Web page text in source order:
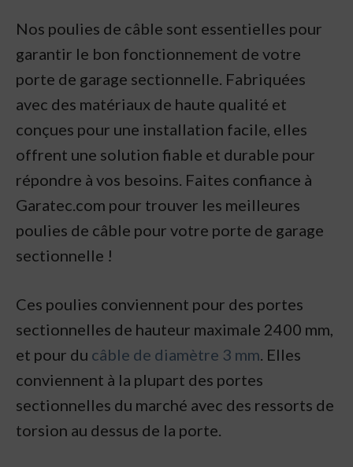
Nos poulies de câble sont essentielles pour
garantir le bon fonctionnement de votre
porte de garage sectionnelle. Fabriquées
avec des matériaux de haute qualité et
conçues pour une installation facile, elles
offrent une solution fiable et durable pour
répondre à vos besoins. Faites confiance à
Garatec.com pour trouver les meilleures
poulies de câble pour votre porte de garage
sectionnelle !
Ces poulies conviennent pour des portes
sectionnelles de hauteur maximale 2400 mm,
et pour du câble de diamètre 3 mm. Elles
conviennent à la plupart des portes
sectionnelles du marché avec des ressorts de
torsion au dessus de la porte.